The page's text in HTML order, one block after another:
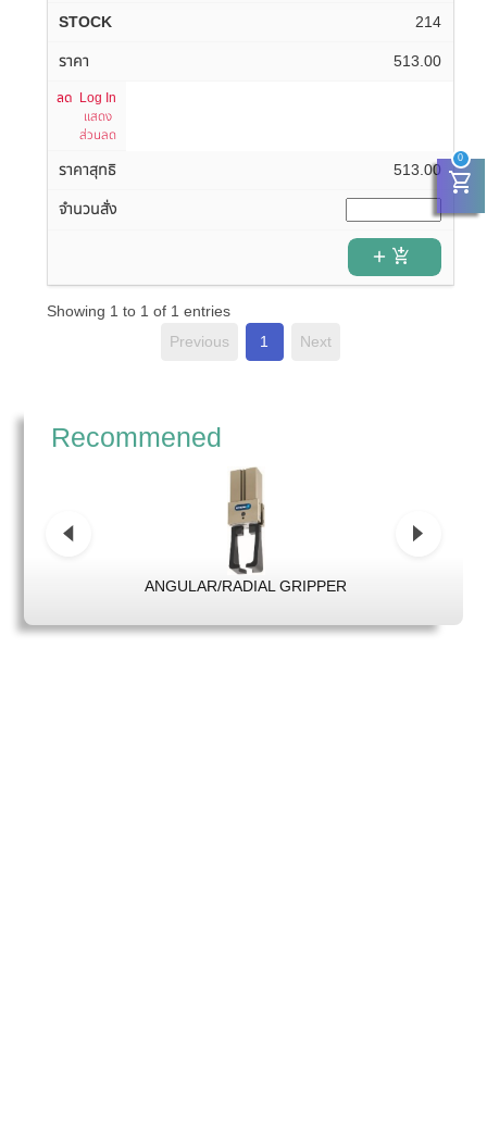
shopping_cart
0
214
513.00
Log In
แสดง
ส่วนลด
513.00
add_shopping_cart
Showing 1 to 1 of 1 entries
Previous
1 Next
Recommened
ANGULAR/RADIAL GRIPPER